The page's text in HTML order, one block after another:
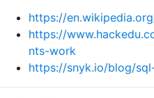
https://
https://
nts-work
https://snyk.io/blog/